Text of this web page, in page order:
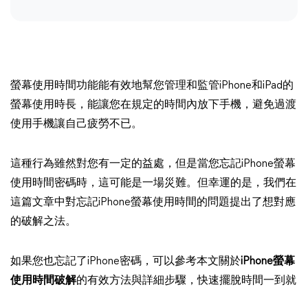
螢幕使用時間功能能有效地幫您管理和監管iPhone和iPad的
螢幕使用時長，能讓您在規定的時間內放下手機，避免過渡
使用手機讓自己疲勞不已。
這種行為雖然對您有一定的益處，但是當您忘記iPhone螢幕
使用時間密碼時，這可能是一場災難。但幸運的是，我們在
這篇文章中對忘記iPhone螢幕使用時間的問題提出了想對應
的破解之法。
如果您也忘記了iPhone密碼，可以參考本文關於iPhone螢幕
使用時間破解的有效方法與詳細步驟，快速擺脫時間一到就